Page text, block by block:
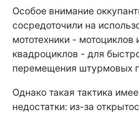
Особое внимание
сосредоточили на
мототехники - мотоциклов
квадроциклов - для
перемещения штурмовых
Однако такая тактика
недостатки: из-за